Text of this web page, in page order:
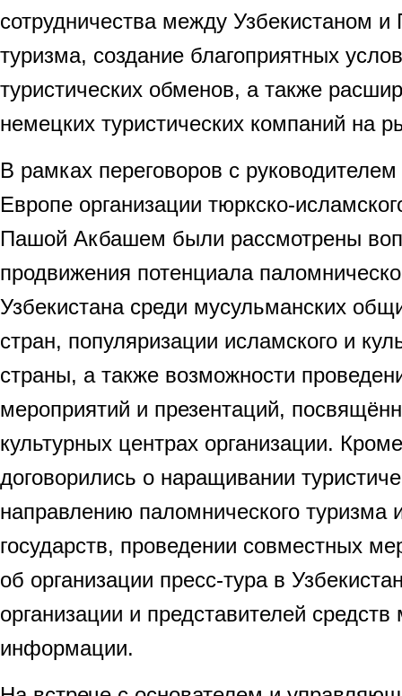
сотрудничества между Узбекистаном
туризма, создание благоприятных
туристических обменов, а также
немецких туристических компаний на
В рамках переговоров с
Европе организации тюркско-
Пашой Акбашем были рассмотрены
продвижения потенциала
Узбекистана среди мусульманских
стран, популяризации исламского и
страны, а также возможности
мероприятий и презентаций,
культурных центрах организации.
договорились о наращивании
направлению паломнического туризма
государств, проведении совместных
об организации пресс-тура в
организации и представителей средств
информации.